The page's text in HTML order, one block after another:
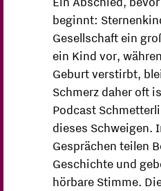
beginnt:
Gesellschaft ein
ein Kind vor,
Geburt verstirbt,
Schmerz daher oft
Podcast
dieses Schweigen.
Gesprächen teilen
Geschichte und
hörbare Stimme.